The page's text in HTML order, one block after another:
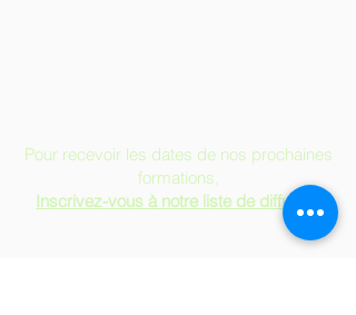
Pour recevoir les dates de nos prochaines
formations,
Inscrivez-vous à notre liste de diffusion
Soirées & séances d'Information